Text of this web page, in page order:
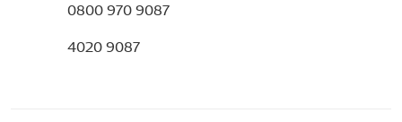
0800 970 9087
4020 9087